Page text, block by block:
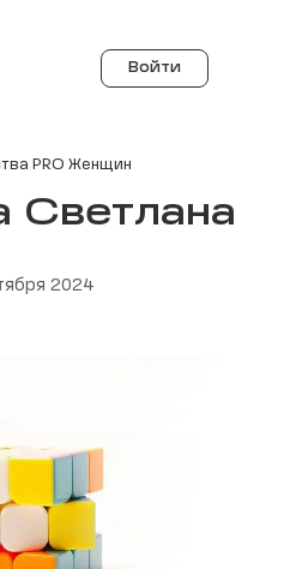
Войти
PRO Женщин
Светлана
2024